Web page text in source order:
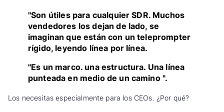
"Son útiles para cualquier SDR. Muchos
vendedores los dejan de lado, se
imaginan que están con un teleprompter
rígido, leyendo línea por línea.
"Es un marco. una estructura. Una línea
punteada en medio de un camino ".
Los necesitas especialmente para los CEOs. ¿Por qué?